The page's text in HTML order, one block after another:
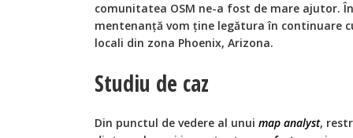
comunitatea OSM ne-a fost de mare ajutor.
mentenanță vom ține legătura în continuare
locali din zona Phoenix, Arizona.
Studiu de caz
Din punctul de vedere al unui map analyst,